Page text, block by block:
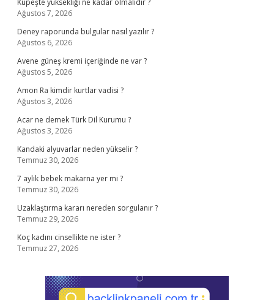
Küpeşte yüksekliği ne kadar olmalıdır ?
Ağustos 7, 2026
Deney raporunda bulgular nasıl yazılır ?
Ağustos 6, 2026
Avene güneş kremi içeriğinde ne var ?
Ağustos 5, 2026
Amon Ra kimdir kurtlar vadisi ?
Ağustos 3, 2026
Acar ne demek Türk Dil Kurumu ?
Ağustos 3, 2026
Kandaki alyuvarlar neden yükselir ?
Temmuz 30, 2026
7 aylık bebek makarna yer mi ?
Temmuz 30, 2026
Uzaklaştırma kararı nereden sorgulanır ?
Temmuz 29, 2026
Koç kadını cinsellikte ne ister ?
Temmuz 27, 2026